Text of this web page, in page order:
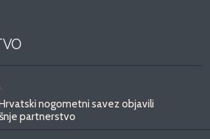
nogometni savez objavili
partnerstvo